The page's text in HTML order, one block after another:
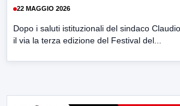
22 MAGGIO 2026
Dopo i saluti istituzionali del sindaco
il via la terza edizione del Festival del...